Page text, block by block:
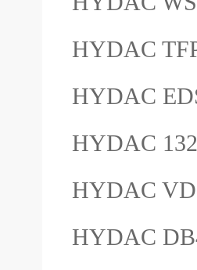
HYDAC
HYDAC
HYDAC
HYDAC
HYDAC